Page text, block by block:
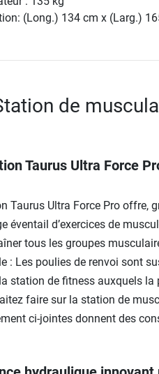
(Long.) 134 cm x (Larg.)
de
Taurus Ultra Force
Taurus Ultra Force Pro offre,
éventail d’exercices de
tous les groupes
: Les poulies de renvoi sont
station de fitness auxquels la
faire sur la station de
ci-jointes donnent des